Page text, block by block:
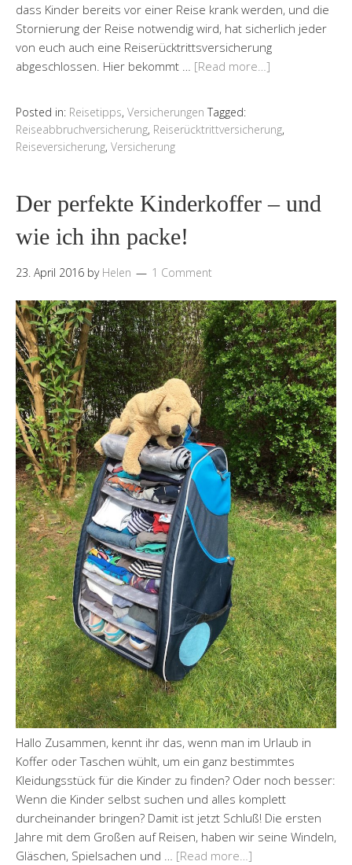
dass Kinder bereits vor einer Reise krank werden, und die
Stornierung der Reise notwendig wird, hat sicherlich jeder
von euch auch eine Reiserücktrittsversicherung
abgeschlossen. Hier bekommt … [Read more…]
Posted in: Reisetipps, Versicherungen Tagged:
Reiseabbruchversicherung, Reiserücktrittversicherung,
Reiseversicherung, Versicherung
Der perfekte Kinderkoffer – und
wie ich ihn packe!
23. April 2016 by Helen 1 Comment
Hallo Zusammen, kennt ihr das, wenn man im Urlaub in
Koffer oder Taschen wühlt, um ein ganz bestimmtes
Kleidungsstück für die Kinder zu finden? Oder noch besser:
Wenn die Kinder selbst suchen und alles komplett
durcheinander bringen? Damit ist jetzt Schluß! Die ersten
Jahre mit dem Großen auf Reisen, haben wir seine Windeln,
Gläschen, Spielsachen und … [Read more…]